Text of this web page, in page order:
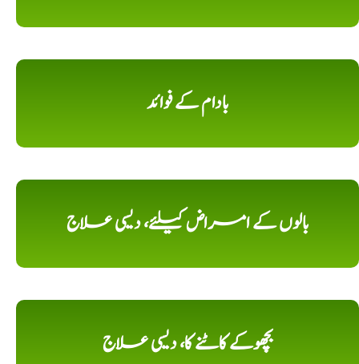
بادام کے فوائد
بالوں کے امراض کیلئے، دیسی علاج
بچھوکے کاٹنے کا، دیسی علاج